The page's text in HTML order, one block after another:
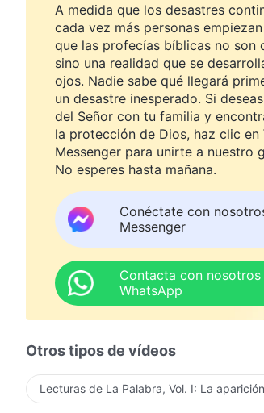
A medida que los desastres
cada vez más personas
que las profecías bíblicas no son
sino una realidad que se
ojos. Nadie sabe qué llegará
un desastre inesperado. Si
del Señor con tu familia y
la protección de Dios, haz clic en
Messenger para unirte a nuestro
No esperes hasta mañana.
Conéctate con
Messenger
Contacta con
WhatsApp
Otros tipos de vídeos
Lecturas de La Palabra, Vol. I: La